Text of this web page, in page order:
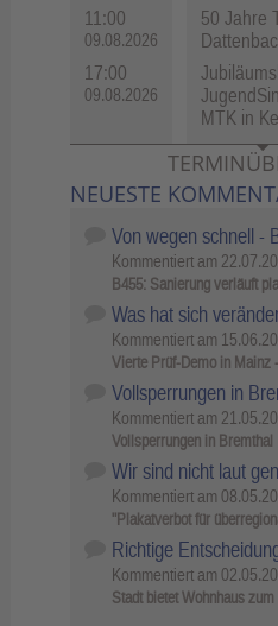
11:00
09.08.2026
50 Jahre
17:00
09.08.2026
MTK in
NEUESTE
Von wegen schnell -
Kommentiert am
B455: Sanierung verläuft
Was hat sich
Kommentiert am
Vierte Prüf-Demo in Mainz
Vollsperrungen in
Kommentiert am
Vollsperrungen in Bremthal
Wir sind nicht laut
Kommentiert am
"Plakatverbot für
Richtige
Kommentiert am
Stadt bietet Wohnhaus